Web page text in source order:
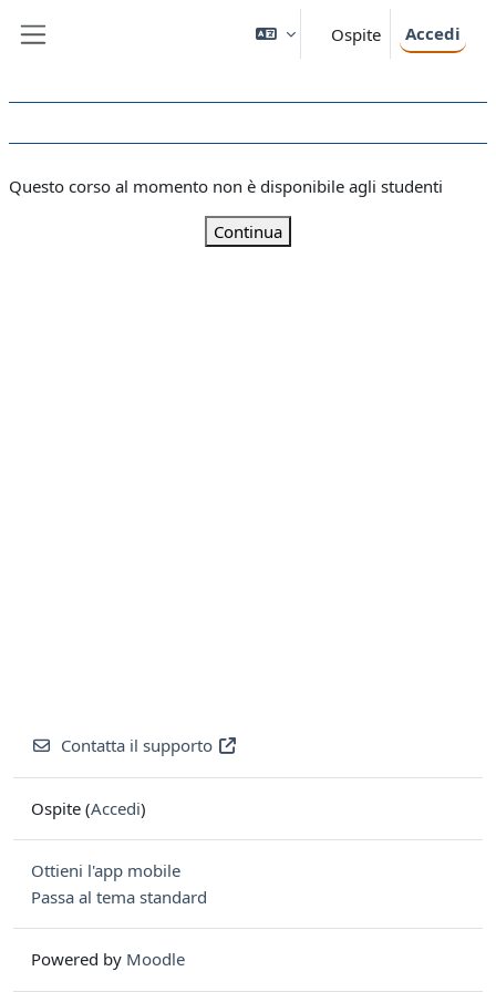
Ospite Accedi
Questo corso al momento non è disponibile agli studenti
Continua
Contatta il supporto
Ospite (Accedi)
Ottieni l'app mobile
Passa al tema standard
Powered by Moodle